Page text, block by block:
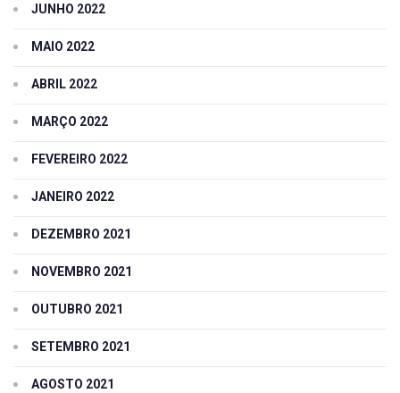
JUNHO 2022
MAIO 2022
ABRIL 2022
MARÇO 2022
FEVEREIRO 2022
JANEIRO 2022
DEZEMBRO 2021
NOVEMBRO 2021
OUTUBRO 2021
SETEMBRO 2021
AGOSTO 2021